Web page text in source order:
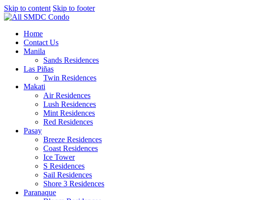
Skip to content Skip to footer
Home
Contact Us
Manila
Sands Residences
Las Piñas
Twin Residences
Makati
Air Residences
Lush Residences
Mint Residences
Red Residences
Pasay
Breeze Residences
Coast Residences
Ice Tower
S Residences
Sail Residences
Shore 3 Residences
Paranaque